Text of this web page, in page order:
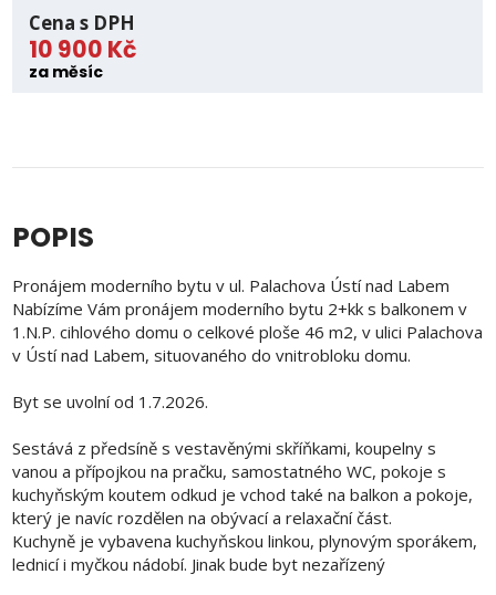
Cena s DPH
10 900 Kč
za měsíc
POPIS
Pronájem moderního bytu v ul. Palachova Ústí nad Labem
Nabízíme Vám pronájem moderního bytu 2+kk s balkonem v
1.N.P. cihlového domu o celkové ploše 46 m2, v ulici Palachova
v Ústí nad Labem, situovaného do vnitrobloku domu.
Byt se uvolní od 1.7.2026.
Sestává z předsíně s vestavěnými skříňkami, koupelny s
vanou a přípojkou na pračku, samostatného WC, pokoje s
kuchyňským koutem odkud je vchod také na balkon a pokoje,
který je navíc rozdělen na obývací a relaxační část.
Kuchyně je vybavena kuchyňskou linkou, plynovým sporákem,
lednicí i myčkou nádobí. Jinak bude byt nezařízený